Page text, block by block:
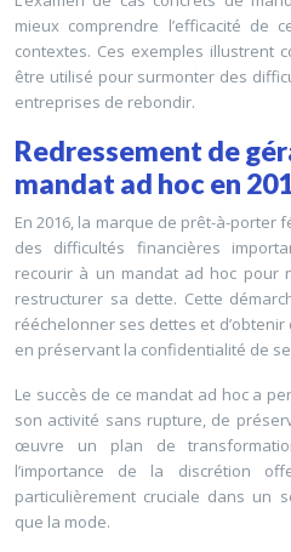
mieux comprendre l’efficacité de
contextes. Ces exemples illustrent
être utilisé pour surmonter des
entreprises de rebondir.
Redressement de
mandat ad hoc en
En 2016, la marque de prêt-à-porter
des difficultés financières
recourir à un mandat ad hoc pour
restructurer sa dette. Cette
rééchelonner ses dettes et
en préservant la confidentialité de
Le succès de ce mandat ad hoc a
son activité sans rupture, de
œuvre un plan de
l’importance de la discrétion
particulièrement cruciale dans un
que la mode.